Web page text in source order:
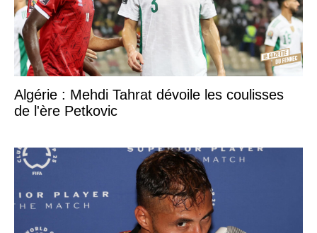
Algérie : Mehdi Tahrat dévoile les coulisses
de l'ère Petkovic